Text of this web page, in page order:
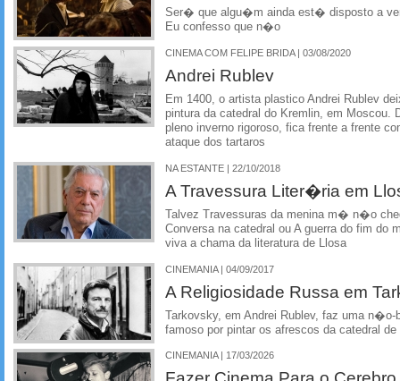
Ser� que algu�m ainda est� disposto a
Eu confesso que n�o
CINEMA COM FELIPE BRIDA | 03/08/2020
Andrei Rublev
Em 1400, o artista plastico Andrei Rublev
pintura da catedral do Kremlin, em Moscou.
pleno inverno rigoroso, fica frente a frente
ataque dos tartaros
NA ESTANTE | 22/10/2018
A Travessura Liter�ria em
Talvez Travessuras da menina m� n�o
Conversa na catedral ou A guerra do fim do
viva a chama da literatura de Llosa
CINEMANIA | 04/09/2017
A Religiosidade Russa em
Tarkovsky, em Andrei Rublev, faz uma n�o-
famoso por pintar os afrescos da catedral de
CINEMANIA | 17/03/2026